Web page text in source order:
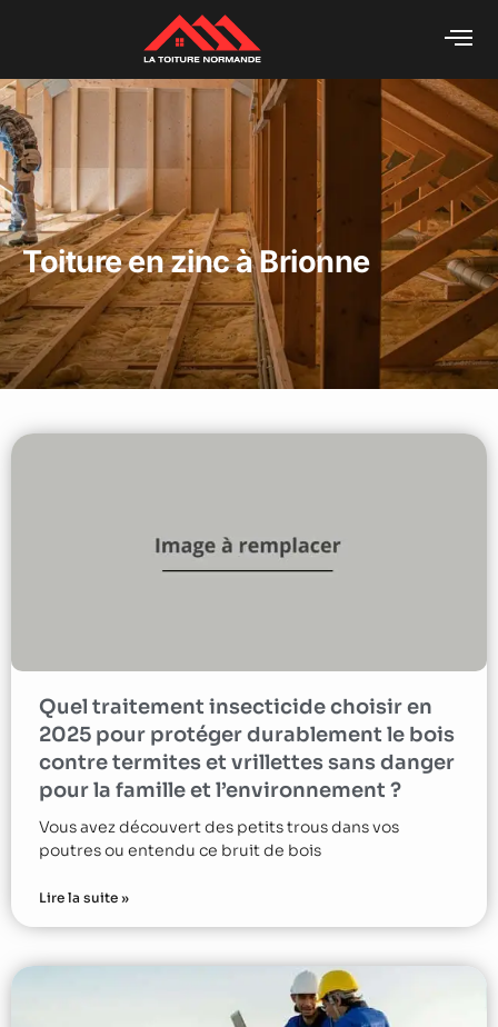
Toiture en zinc à Brionne
Quel traitement insecticide choisir en
2025 pour protéger durablement le bois
contre termites et vrillettes sans danger
pour la famille et l’environnement ?
Vous avez découvert des petits trous dans vos
poutres ou entendu ce bruit de bois
Lire la suite »